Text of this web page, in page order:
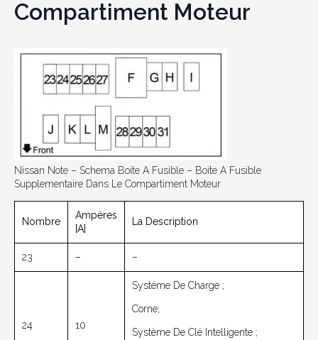
Compartiment Moteur
Nissan Note – Schema Boite A Fusible – Boite A Fusible
Supplementaire Dans Le Compartiment Moteur
Nombre
Ampères
[A]
La Description
23 – –
24 10
Système De Charge ;
Corne;
Système De Clé Intelligente ;